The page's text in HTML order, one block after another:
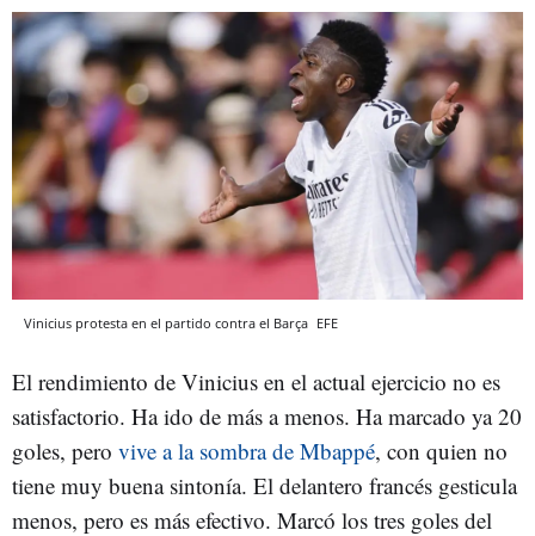
Vinicius protesta en el partido contra el Barça EFE
El rendimiento de Vinicius en el actual ejercicio no es
satisfactorio. Ha ido de más a menos. Ha marcado ya 20
goles, pero vive a la sombra de Mbappé, con quien no
tiene muy buena sintonía. El delantero francés gesticula
menos, pero es más efectivo. Marcó los tres goles del